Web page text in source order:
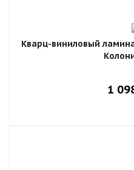
Кварц-виниловый
1